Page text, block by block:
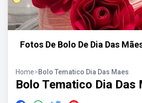
Fotos De Bolo De Dia Das
Home>Bolo Tematico Dia Das Maes
Bolo Tematico Dia Das